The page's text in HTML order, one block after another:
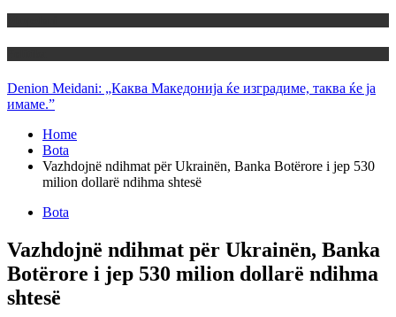
Denion Meidani: „Каква Македонија ќе изградиме, таква ќе ја
имаме.”
Home
Bota
Vazhdojnë ndihmat për Ukrainën, Banka Botërore i jep 530
milion dollarë ndihma shtesë
Bota
Vazhdojnë ndihmat për Ukrainën, Banka
Botërore i jep 530 milion dollarë ndihma
shtesë